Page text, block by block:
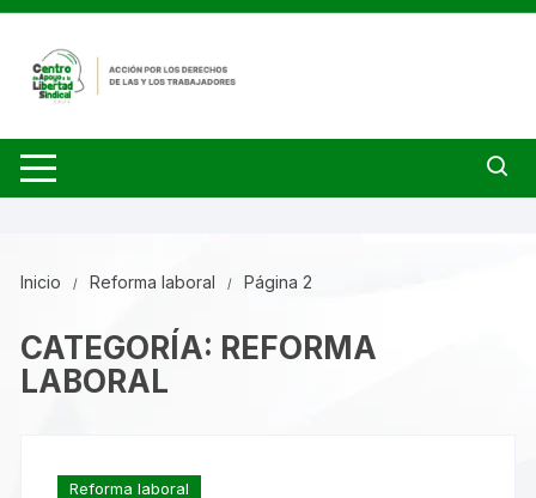
Saltar
contenido
Inicio Reforma laboral Página 2
CATEGORÍA: REFORMA
LABORAL
Reforma laboral